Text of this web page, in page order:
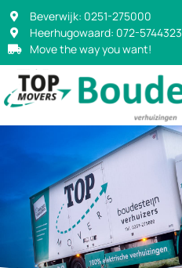
Beverwijk: 0251-275000
Heerhugowaard: 072-5744323
Move the way you want!